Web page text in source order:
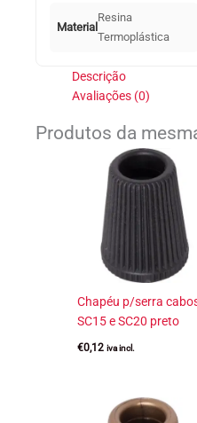
Material
Resina
Termoplástica
Descrição
Avaliações (0)
Produtos da
Chapéu p/serra
SC15 e SC20 preto
€0,12 iva incl.